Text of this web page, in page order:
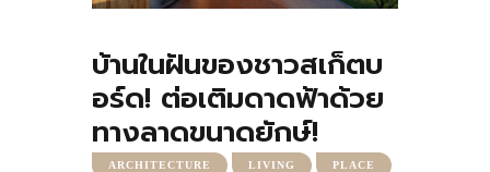
บ้านในฝันของชาวสเก็ตบ
อร์ด! ต่อเติมดาดฟ้าด้วย
ทางลาดขนาดยักษ์!
ARCHITECTURE LIVING PLACE